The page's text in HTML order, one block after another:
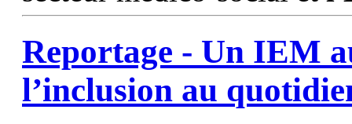
Reportage - Un IEM
l’inclusion au